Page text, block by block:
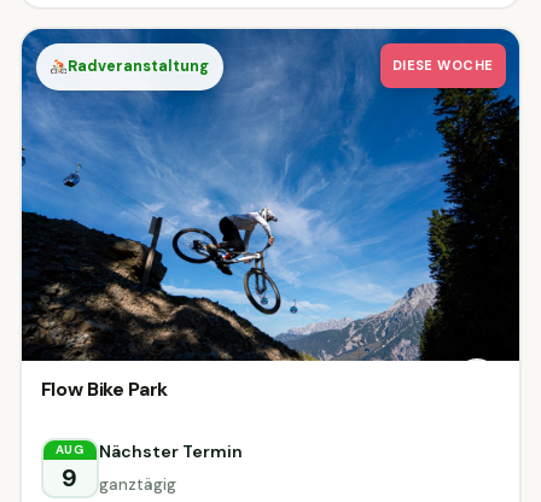
Radveranstaltung DIESE WOCHE
Flow Bike Park
AUG
9
Nächster Termin
ganztägig